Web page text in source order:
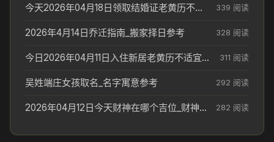
今天2026年04月18日领取结婚证老黄历不适合吗_领证日期参考 339 阅读
2026年4月14日乔迁指南_搬家择日参考 328 阅读
今日2026年04月11日入住新居老黄历不适宜吗_搬家择日参考 311 阅读
吴姓端庄女孩取名_名字寓意参考 292 阅读
2026年04月12日今天财神在哪个吉位_财神方位参考 282 阅读